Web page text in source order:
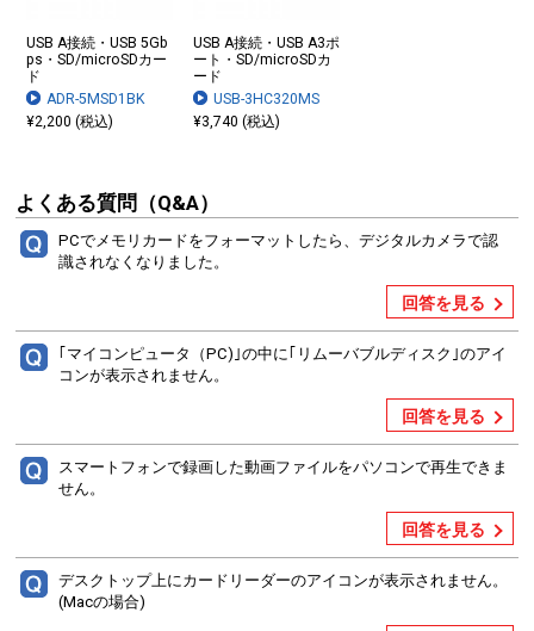
USB A接続・USB 5Gb
ps・SD/microSDカー
ド
ADR-5MSD1BK
¥2,200 (税込)
USB A接続・USB A3ポ
ート・SD/microSDカ
ード
USB-3HC320MS
¥3,740 (税込)
よくある質問（Q&A）
PCでメモリカードをフォーマットしたら、デジタルカメラで認
識されなくなりました。
回答を見る
｢マイコンピュータ（PC)｣の中に｢リムーバブルディスク｣のアイ
コンが表示されません。
回答を見る
スマートフォンで録画した動画ファイルをパソコンで再生できま
せん。
回答を見る
デスクトップ上にカードリーダーのアイコンが表示されません。
(Macの場合)